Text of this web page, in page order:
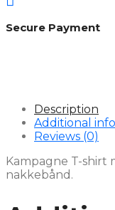
Secure Payment
Description
Additional
Reviews (0)
Kampagne T-shirt
nakkebånd.